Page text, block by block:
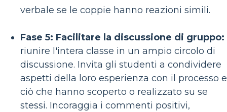
verbale se le coppie hanno reazioni simili.
Fase 5: Facilitare la discussione di gruppo:
riunire l'intera classe in un ampio circolo di
discussione. Invita gli studenti a condividere
aspetti della loro esperienza con il processo e
ciò che hanno scoperto o realizzato su se
stessi. Incoraggia i commenti positivi,